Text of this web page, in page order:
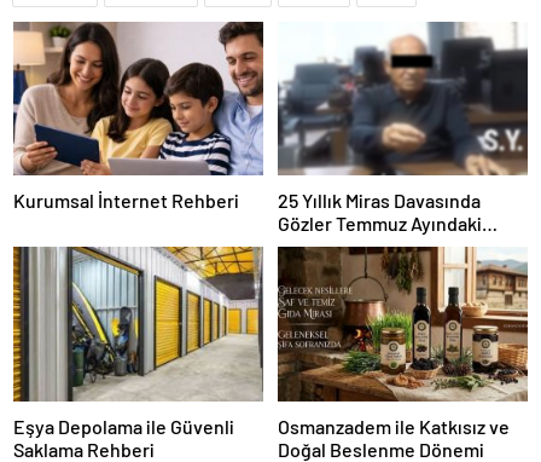
Kurumsal İnternet Rehberi
25 Yıllık Miras Davasında
Gözler Temmuz Ayındaki
Karar Duruşmasına Çevrildi
Eşya Depolama ile Güvenli
Saklama Rehberi
Osmanzadem ile Katkısız ve
Doğal Beslenme Dönemi